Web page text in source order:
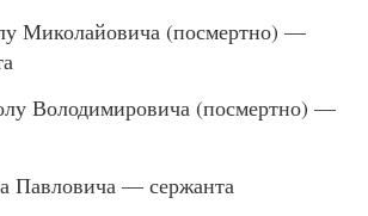
Миколайовича (посмертно) —
Володимировича (посмертно) —
— сержанта